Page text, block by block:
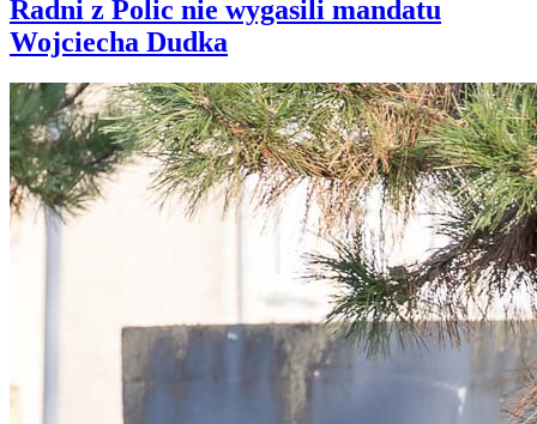
Radni z Polic nie wygasili mandatu
Wojciecha Dudka